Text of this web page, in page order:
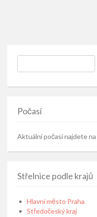
Počasí
Aktuální počasí najdete na
Střelnice podle krajů
Hlavní město Praha
Středočeský kraj